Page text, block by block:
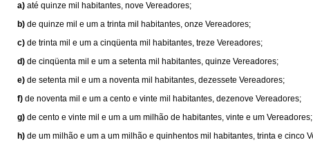
a) até quinze mil habitantes, nove Vereadores;
b) de quinze mil e um a trinta mil habitantes, onze Vereadores;
c) de trinta mil e um a cinqüenta mil habitantes, treze Vereadores;
d) de cinqüenta mil e um a setenta mil habitantes, quinze Vereadores;
e) de setenta mil e um a noventa mil habitantes, dezessete Vereadores;
f) de noventa mil e um a cento e vinte mil habitantes, dezenove Vereadores;
g) de cento e vinte mil e um a um milhão de habitantes, vinte e um Vereadores;
h) de um milhão e um a um milhão e quinhentos mil habitantes, trinta e cinco